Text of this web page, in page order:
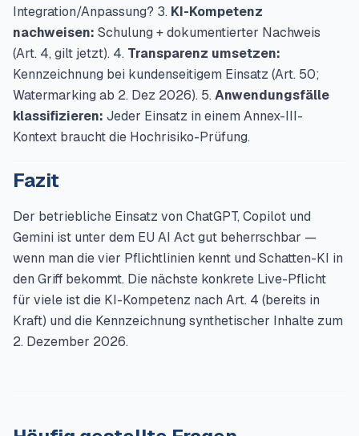
Integration/Anpassung? 3. KI-Kompetenz
nachweisen: Schulung + dokumentierter Nachweis
(Art. 4, gilt jetzt). 4. Transparenz umsetzen:
Kennzeichnung bei kundenseitigem Einsatz (Art. 50;
Watermarking ab 2. Dez 2026). 5. Anwendungsfälle
klassifizieren: Jeder Einsatz in einem Annex-III-
Kontext braucht die Hochrisiko-Prüfung.
Fazit
Der betriebliche Einsatz von ChatGPT, Copilot und
Gemini ist unter dem EU AI Act gut beherrschbar —
wenn man die vier Pflichtlinien kennt und Schatten-KI in
den Griff bekommt. Die nächste konkrete Live-Pflicht
für viele ist die KI-Kompetenz nach Art. 4 (bereits in
Kraft) und die Kennzeichnung synthetischer Inhalte zum
2. Dezember 2026.